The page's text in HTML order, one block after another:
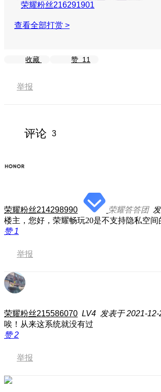
荣耀粉丝216291901
查看全部打赏 >
收藏 赞 11
举报
评论 3
荣耀粉丝214298990 荣耀答答团
楼主，您好，荣耀畅玩20是不支持隐私空
赞1
举报
荣耀粉丝215586070 LV4 发表于 2021-
唉！从来这系统就没有过
赞2
举报